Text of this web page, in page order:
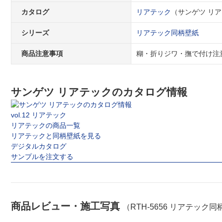
カタログ リアテック （サンゲツ リ
シリーズ リアテック同柄壁紙
商品注意事項 糊・折りジワ・撫で付け注
サンゲツ リアテックのカタログ情報
vol.12 リアテック
リアテックの商品一覧
リアテックと同柄壁紙を見る
デジタルカタログ
サンプルを注文する
商品レビュー・施工写真 （RTH-5656 リアテック